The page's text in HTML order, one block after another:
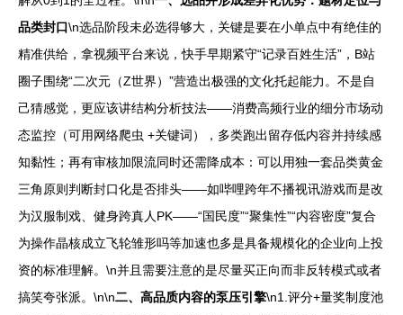
品类封口\n选品阶段未必选得够大，关键是要在小单点中有绝佳的
精准供给，拿视频平台来说，快手早期紧守“记录百姓生活”，B站
圈子围绕“二次元（Z世界）”营造出极强的文化托起能力。不是自
己猜感觉，更应该讲结构分析技法——消费高频行业的细分市场动
态监控（可用网络爬虫 +关键词），多类跑出留存低内容并持续感
知黏性；再有审核加限流同时还需降成本：可以用独一套品类黄金
三角原则判断封口化是否排头——如哔哩跨年不播视讯游戏而是改
为汉服制戏、健身跨真人PK——“国民度”“聚集性”“内容密度”复合
为操作晶核成立飞轮雏形吗等加速也多是具备规模化的企业向上投
资的标准理解。\n并且需要注意的是尽量买正向而非反转模式或者
搞笑夸张派。\n\n二、高品质内容的泵压引擎\n1.评分+量奖制度池